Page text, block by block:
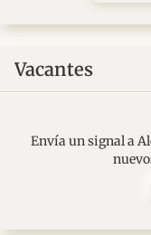
Vacantes
Envía un signal a